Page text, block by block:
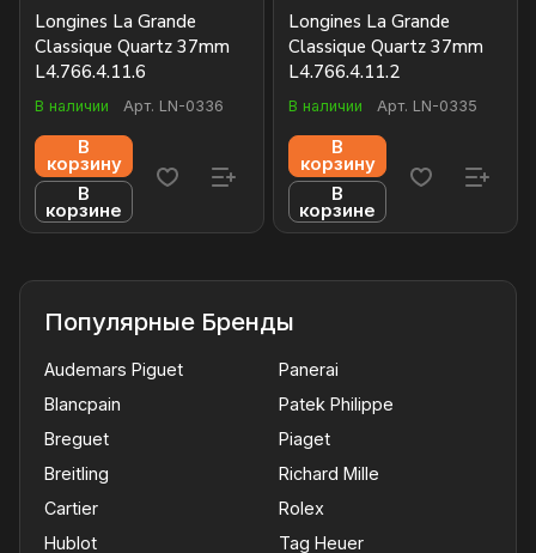
Longines La Grande
Classique Quartz 37mm
L4.766.4.11.6
В наличии Арт. LN-0336
В
корзину
В
корзине
Longines La Grande
Classique Quartz 37mm
L4.766.4.11.2
В наличии Арт. LN-0335
В
корзину
В
корзине
Популярные Бренды
Audemars Piguet
Blancpain
Breguet
Breitling
Cartier
Hublot
Panerai
Patek Philippe
Piaget
Richard Mille
Rolex
Tag Heuer